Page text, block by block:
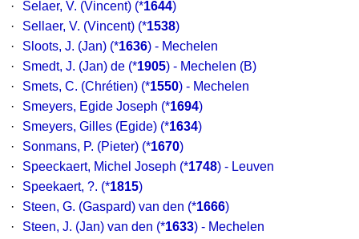
·
Selaer, V. (Vincent) (*1644)
·
Sellaer, V. (Vincent) (*1538)
·
Sloots, J. (Jan) (*1636) - Mechelen
·
Smedt, J. (Jan) de (*1905) - Mechelen (B)
·
Smets, C. (Chrétien) (*1550) - Mechelen
·
Smeyers, Egide Joseph (*1694)
·
Smeyers, Gilles (Egide) (*1634)
·
Sonmans, P. (Pieter) (*1670)
·
Speeckaert, Michel Joseph (*1748) - Leuven
·
Speekaert, ?. (*1815)
·
Steen, G. (Gaspard) van den (*1666)
·
Steen, J. (Jan) van den (*1633) - Mechelen